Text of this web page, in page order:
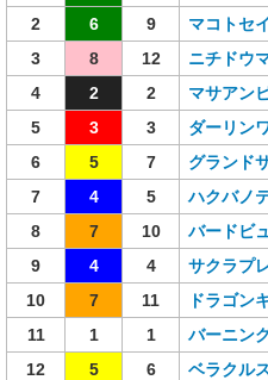
2
6 9 マコトセ
3
8 12 ニチドウ
4
2 2 マサアン
5
3 3 ダーリン
6
5 7 グランド
7
4 5 ハクバノ
8
7 10 バードビ
9
4 4 サクラプ
10
7 11 ドラゴン
11
1 1 バーニン
12
5 6 ベラクル